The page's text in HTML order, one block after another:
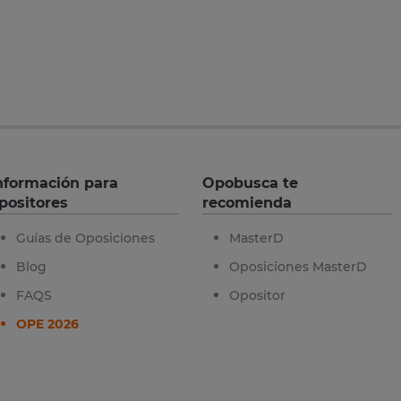
para
Guías de Oposiciones
Blog
FAQS
OPE 2026
Opobusca te
recomienda
MasterD
Oposiciones MasterD
Opositor